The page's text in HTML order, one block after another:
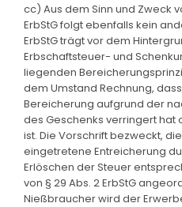
cc) Aus dem Sinn und Zweck
ErbStG folgt ebenfalls kein
ErbStG trägt vor dem
Erbschaftsteuer- und
liegenden
dem Umstand Rechnung,
Bereicherung aufgrund der
des Geschenks verringert
ist. Die Vorschrift bezweckt,
eingetretene Entreicherung
Erlöschen der Steuer
von § 29 Abs. 2 ErbStG
Nießbraucher wird der